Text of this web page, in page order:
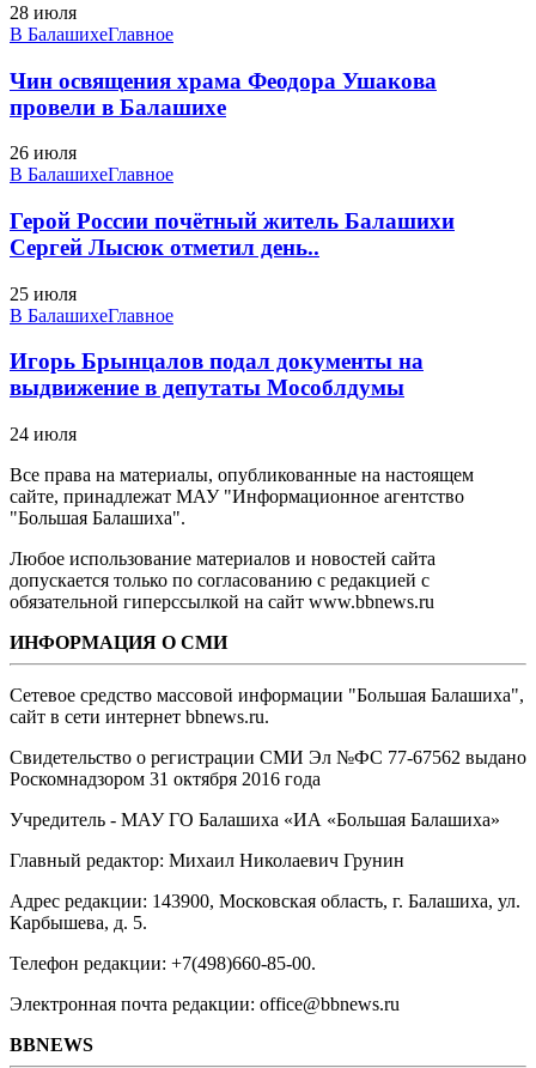
28 июля
В БалашихеГлавное
Чин освящения храма Феодора Ушакова
провели в Балашихе
26 июля
В БалашихеГлавное
Герой России почётный житель Балашихи
Сергей Лысюк отметил день..
25 июля
В БалашихеГлавное
Игорь Брынцалов подал документы на
выдвижение в депутаты Мособлдумы
24 июля
Все права на материалы, опубликованные на настоящем
сайте, принадлежат МАУ "Информационное агентство
"Большая Балашиха".
Любое использование материалов и новостей сайта
допускается только по согласованию с редакцией с
обязательной гиперссылкой на сайт www.bbnews.ru
ИНФОРМАЦИЯ О СМИ
Сетевое средство массовой информации "Большая Балашиха",
сайт в сети интернет bbnews.ru.
Свидетельство о регистрации СМИ Эл №ФС ‎77-67562 выдано
Роскомнадзором 31 октября 2016 года
Учредитель - МАУ ГО Балашиха «ИА «Большая Балашиха»
Главный редактор: Михаил Николаевич Грунин
Адрес редакции: 143900, Московская область, г. Балашиха, ул.
Карбышева, д. 5.
Телефон редакции: +7(498)660-85-00.
Электронная почта редакции: office@bbnews.ru
BBNEWS